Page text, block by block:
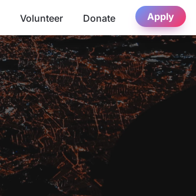
Volunteer Donate Apply